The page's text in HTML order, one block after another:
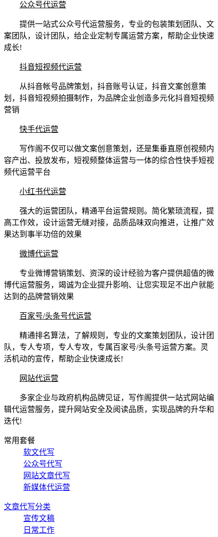
公众号代运营
提供一站式公众号代运营服务，专业的包装策划团队、文
案团队，设计团队，给企业定制专属运营方案，帮助企业快速
成长!
抖音短视频代运营
从抖音帐号品牌策划，抖音账号认证，抖音文案创意策
划，抖音短视频拍摄制作，为品牌企业创造多元化抖音短视频
营销
快手代运营
写作阁不仅可以做文案创意策划，还是集垂直原创视频内
容产出、投放发布，短视频整体运营与一体的综合性快手短视
频代运营平台
小红书代运营
强大的运营团队，精通平台运营规则。简化繁琐流程，提
高工作效，设计运营无缝对接，品质品味双向推进，让推广效
果达到事半功倍的效果
微博代运营
专业微博营销策划、资深的设计经验为客户提供超值的微
博代运营服务，竭诚为企业提升影响、让您实现足不出户就能
达到的品牌营销效果
百家号/头条号代运营
精通排名算法，了解规则，专业的文案策划团队，设计团
队，专人专项，专人专攻，专属百家号/头条号运营方案。灵
活机动的宣传，帮助企业快速成长!
网站代运营
多家企业与政府机构品牌见证，写作阁提供一站式网站编
辑代运营服务，提升网站安全及阅读品质，实现品牌的升华和
迭代!
常用套餐
软文代写
公众号代写
网站文章代写
新媒体代运营
文章代写分类
宣传文稿
日常工作